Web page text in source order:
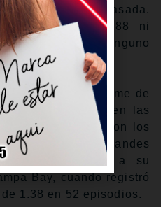
la temporada pasada.
mejor de .188 ni
a .343 contra ninguno
vestido el uniforme de
11 temporadas en las
etapas distintas con los
mejor año en Grandes
corresponde a su
Bay, cuando registró
1.38 en 52 episodios.